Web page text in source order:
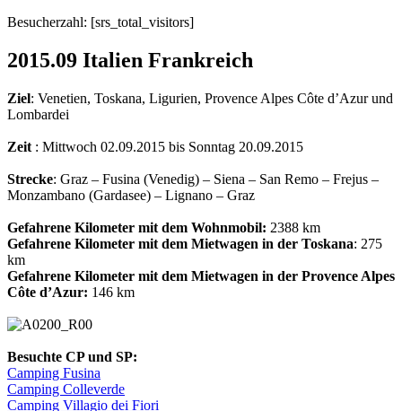
Besucherzahl: [srs_total_visitors]
2015.09 Italien Frankreich
Ziel: Venetien, Toskana, Ligurien, Provence Alpes Côte d’Azur und
Lombardei
Zeit : Mittwoch 02.09.2015 bis Sonntag 20.09.2015
Strecke: Graz – Fusina (Venedig) – Siena – San Remo – Frejus –
Monzambano (Gardasee) – Lignano – Graz
Gefahrene Kilometer mit dem Wohnmobil: 2388 km
Gefahrene Kilometer mit dem Mietwagen in der Toskana: 275
km
Gefahrene Kilometer mit dem Mietwagen in der Provence Alpes
Côte d’Azur: 146 km
Besuchte CP und SP:
Camping Fusina
Camping Colleverde
Camping Villagio dei Fiori